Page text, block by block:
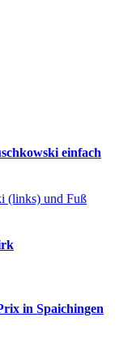
einfach
in Spaichingen